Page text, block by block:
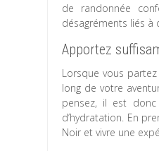
de randonnée
désagréments liés à
Apportez
Lorsque vous
long de votre
pensez, il est donc
d’hydratation. En
Noir et vivre une